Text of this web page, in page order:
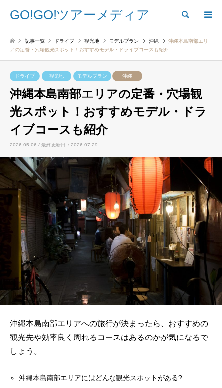
GO!GO!ツアーメディア 検索
記事一覧 ドライブ 観光地 モデルプラン 沖縄
沖縄本島南部エリ
アの定番・穴場観光スポット！おすすめモデル・ドライブコースも紹介
ドライブ 観光地 モデルプラン 沖縄
沖縄本島南部エリアの定番・穴場観
光スポット！おすすめモデル・ドラ
イブコースも紹介
2026.05.06 / 最終更新日：2026.07.29
沖縄本島南部エリアへの旅行が決まったら、おすすめの
観光先や効率良く周れるコースはあるのかが気になるで
しょう。
沖縄本島南部エリアにはどんな観光スポットがある?